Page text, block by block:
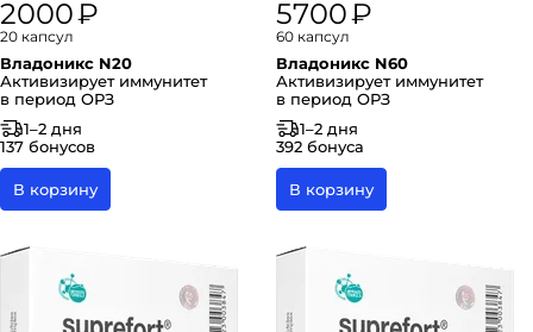
2000 ₽
20 капсул
Владоникс N20
Активизирует иммунитет
в период ОРЗ
1–2 дня
137 бонусов
В корзину
5700 ₽
60 капсул
Владоникс N60
Активизирует иммунитет
в период ОРЗ
1–2 дня
392 бонуса
В корзину